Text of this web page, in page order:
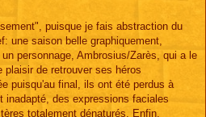
puisque je fais abstraction du
une saison belle graphiquement,
personnage, Ambrosius/Zarès, qui a le
de retrouver ses héros
puisqu'au final, ils ont été perdus à
inadapté, des expressions faciales
totalement dénaturés. Enfin,